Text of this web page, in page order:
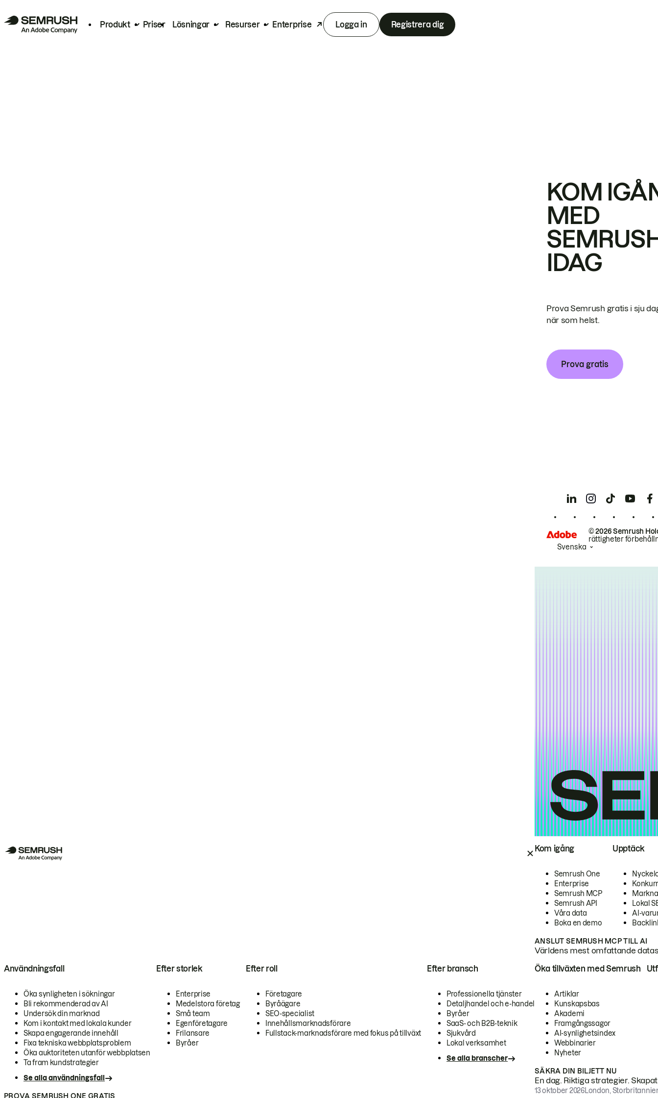
Produkt Priser Lösningar Resurser Enterprise Logga in Registrera dig
Kom igång
Semrush One
Enterprise
Semrush MCP
Semrush API
Våra data
Boka en demo
Upptäck
Lokal
AI-
ANSLUT SEMRUSH MCP TILL AI
Världens mest omfattande
Användningsfall
Öka synligheten i sökningar
Bli rekommenderad av AI
Undersök din marknad
Kom i kontakt med lokala kunder
Skapa engagerande innehåll
Fixa tekniska webbplatsproblem
Öka auktoriteten utanför webbplatsen
Ta fram kundstrategier
Se alla användningsfall
Efter storlek
Enterprise
Medelstora företag
Små team
Egenföretagare
Frilansare
Byråer
Efter roll
Företagare
Byråägare
SEO-specialist
Innehållsmarknadsförare
Fullstack-marknadsförare med fokus på tillväxt
Efter bransch
Professionella tjänster
Detaljhandel och e-handel
Byråer
SaaS- och B2B-teknik
Sjukvård
Lokal verksamhet
Se alla branscher
PROVA SEMRUSH ONE GRATIS
Öka tillväxten med Semrush
Artiklar
Kunskapsbas
Akademi
Framgångssagor
AI-synlighetsindex
Webbinarier
Nyheter
SÄKRA DIN BILJETT NU
En dag. Riktiga strategier.
13 oktober 2026London,
KOM
MED
IDAG
Prova Semrush gratis i sju
när som helst.
Prova gratis
© 2026 Semrush
rättigheter
Svenska